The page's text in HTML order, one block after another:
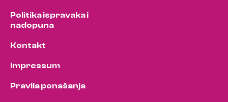
Politika ispravaka i
nadopuna
Kontakt
Impressum
Pravila ponašanja